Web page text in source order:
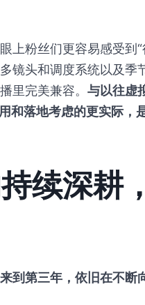
上粉丝们更容易感受到
镜头和调度系统以及
里完美兼容。 与以往虚
和落地考虑的更实际，
续深耕
到第三年，依旧在不断